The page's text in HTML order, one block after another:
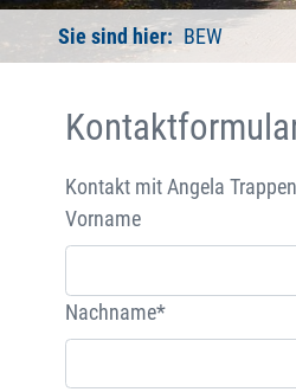
Sie sind hier: BEW
Kontakt mit Angela
Vorname
Nachname*